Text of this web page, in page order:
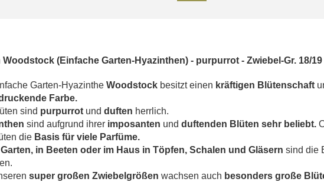
Woodstock (Einfache Garten-Hyazinthen) - purpurrot - Zwiebel-Gr. 18/19
Garten-Hyazinthe Woodstock besitzt einen kräftigen Blütenschaft
Farbe.
sind purpurrot und duften herrlich.
sind aufgrund ihrer imposanten und duftenden Blüten sehr beliebt.
die Basis für viele Parfüme.
Garten, in Beeten oder im Haus in Töpfen, Schalen und Gläsern sind die
super großen Zwiebelgrößen wachsen auch besonders große